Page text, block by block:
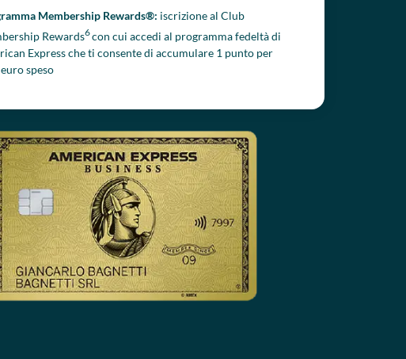
Membership Rewards®: iscrizione al Club
Rewards6con cui accedi al programma fedeltà di
Express che ti consente di accumulare 1 punto per
speso